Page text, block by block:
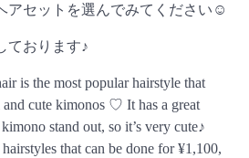
アセットを選んでみてください☺
ております♪
is the most popular hairstyle that
cute kimonos ♡ It has a great
stand out, so it’s very cute♪
that can be done for ¥1,100,